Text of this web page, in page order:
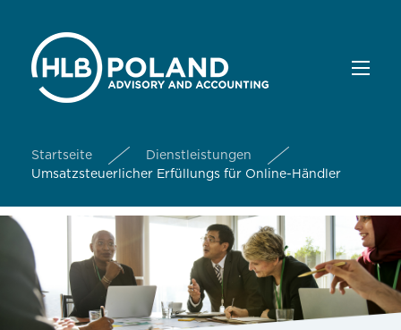
Startseite
Dienstleistungen
Umsatzsteuerlicher Erfüllungs für Online-Händler